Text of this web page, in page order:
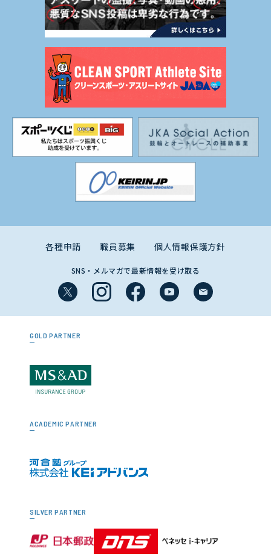
各種申請 職員募集 個人情報保護方針
SNS・メルマガで最新情報を受け取る
GOLD PARTNER
ACADEMIC PARTNER
SILVER PARTNER